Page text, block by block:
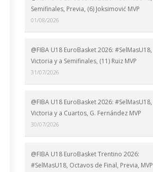
Semifinales, Previa, (6) Joksimović MVP
01/08/2026
@FIBA U18 EuroBasket 2026: #SelMasU18,
Victoria y a Semifinales, (11) Ruiz MVP
31/07/2026
@FIBA U18 EuroBasket 2026: #SelMasU18,
Victoria y a Cuartos, G. Fernández MVP
30/07/2026
@FIBA U18 EuroBasket Trentino 2026:
#SelMasU18, Octavos de Final, Previa, MVP